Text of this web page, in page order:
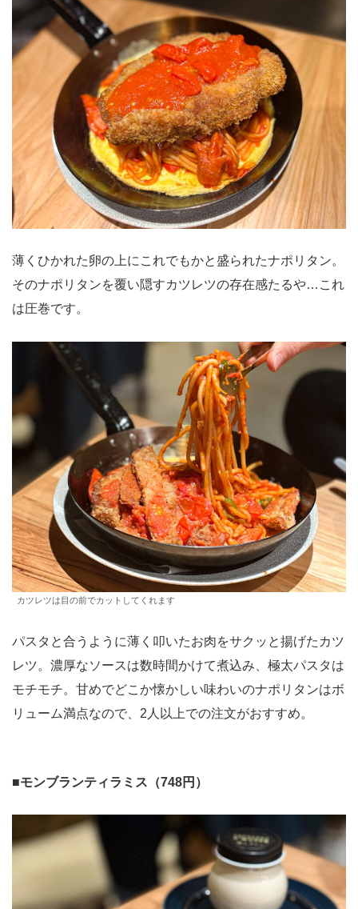
薄くひかれた卵の上にこれでもかと盛られたナポリタン。
そのナポリタンを覆い隠すカツレツの存在感たるや…これ
は圧巻です。
カツレツは目の前でカットしてくれます
パスタと合うように薄く叩いたお肉をサクッと揚げたカツ
レツ。濃厚なソースは数時間かけて煮込み、極太パスタは
モチモチ。甘めでどこか懐かしい味わいのナポリタンはボ
リューム満点なので、2人以上での注文がおすすめ。
■モンブランティラミス（748円）